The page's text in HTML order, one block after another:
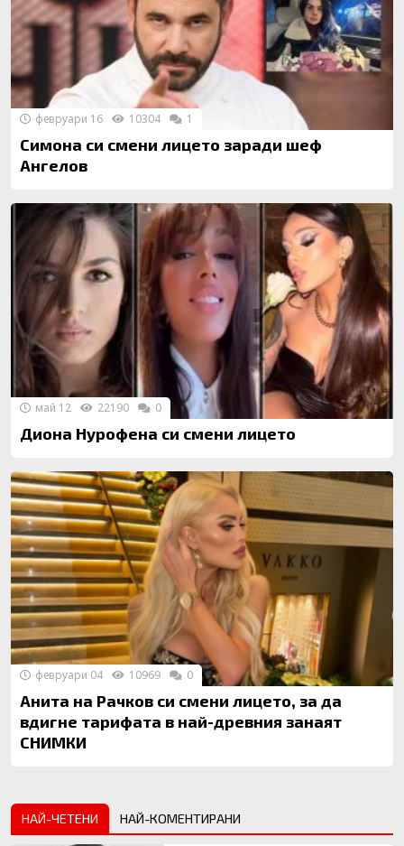
Симона си смени лицето заради шеф
Ангелов
февруари 16 10304 1
Диона Нурофена си смени лицето
май 12 22190 0
Анита на Рачков си смени лицето, за да
вдигне тарифата в най-древния занаят
СНИМКИ
февруари 04 10969 0
НАЙ-ЧЕТЕНИ НАЙ-КОМЕНТИРАНИ